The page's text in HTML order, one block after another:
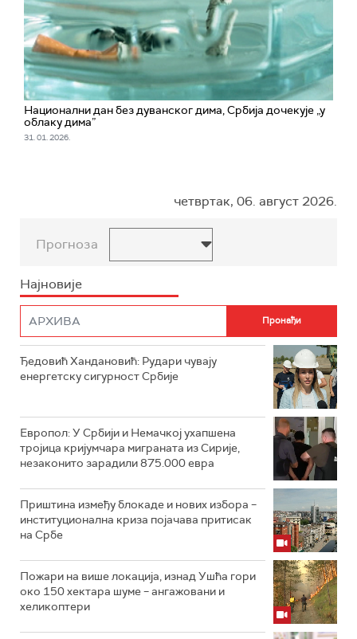
Национални дан без дуванског дима, Србија дочекује „у
облаку дима”
31. 01. 2026.
четвртак, 06. август 2026.
Прогноза
Најновије
Ђедовић Хандановић: Рудари чувају
енергетску сигурност Србије
Европол: У Србији и Немачкој ухапшена
тројица кријумчара миграната из Сирије,
незаконито зарадили 875.000 евра
Приштина између блокаде и нових избора –
институционална криза појачава притисак
на Србе
Пожари на више локација, изнад Ушћа гори
око 150 хектара шуме – ангажовани и
хеликоптери